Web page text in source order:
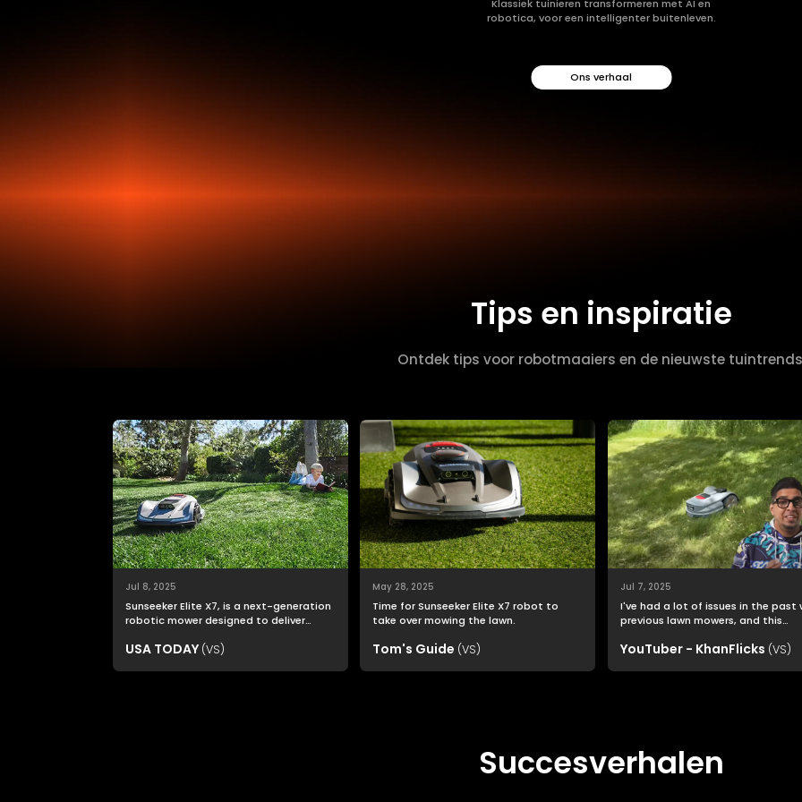
Klassiek tuinieren transformeren met AI en
robotica, voor een intelligenter buitenleven.
Ons verhaal
Tips en inspiratie
Ontdek tips voor robotmaaiers en de nieuwste
Jul 8, 2025
Sunseeker Elite X7, is a next-generation
robotic mower designed to deliver
USA TODAY (VS)
May 28, 2025
Time for Sunseeker Elite X7 robot to
take over mowing the lawn.
Tom's Guide (VS)
Jul 7, 2025
I've had a lot of issues in the past
previous lawn mowers, and this
setup than I imagined.
YouTuber - KhanFlicks (VS)
Succesverhalen